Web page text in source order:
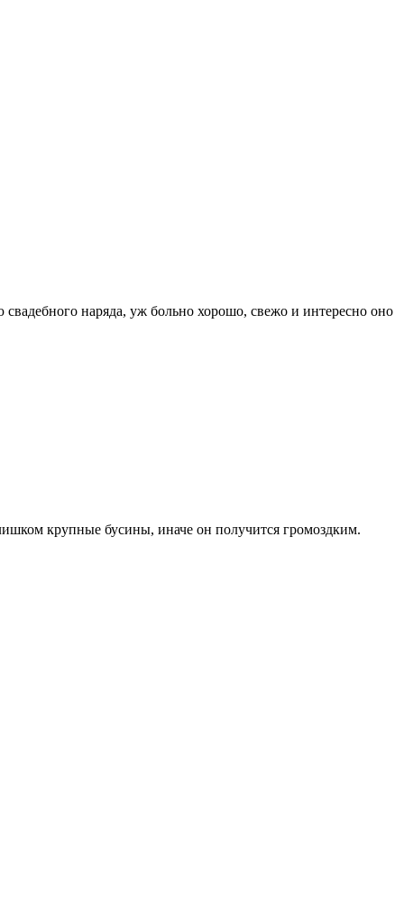
наряда, уж больно хорошо, свежо и интересно оно
крупные бусины, иначе он получится громоздким.